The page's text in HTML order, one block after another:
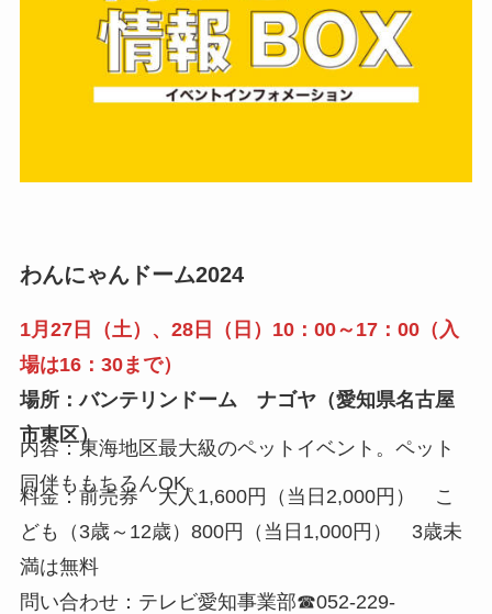
わんにゃんドーム2024
1月27日（土）、28日（日）10：00～17：00（入
場は16：30まで）
場所：バンテリンドーム ナゴヤ（愛知県名古屋
市東区）
内容：東海地区最大級のペットイベント。ペット
同伴ももちろんOK。
料金：前売券 大人1,600円（当日2,000円） こ
ども（3歳～12歳）800円（当日1,000円） 3歳未
満は無料
問い合わせ：テレビ愛知事業部☎︎052-229-